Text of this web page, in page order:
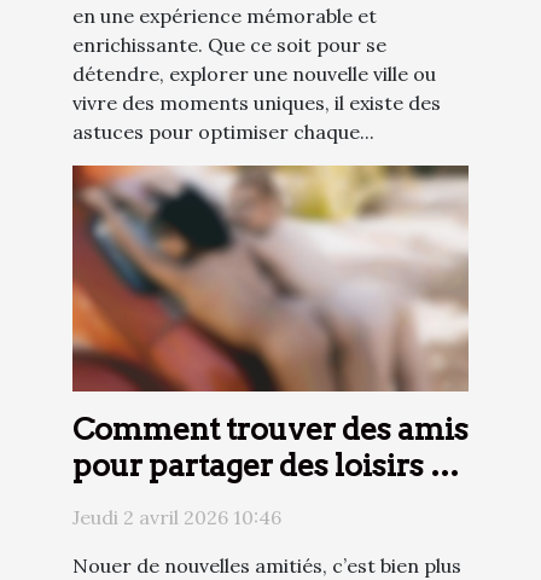
en une expérience mémorable et
enrichissante. Que ce soit pour se
détendre, explorer une nouvelle ville ou
vivre des moments uniques, il existe des
astuces pour optimiser chaque...
Comment trouver des amis
pour partager des loisirs et
des rires ?
Jeudi 2 avril 2026 10:46
Nouer de nouvelles amitiés, c’est bien plus